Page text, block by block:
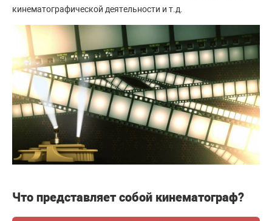
кинематографической деятельности и т.д.
Что представляет собой кинематограф?